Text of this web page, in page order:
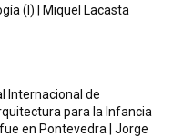
(I) | Miquel Lacasta
Internacional de
para la Infancia
en Pontevedra | Jorge